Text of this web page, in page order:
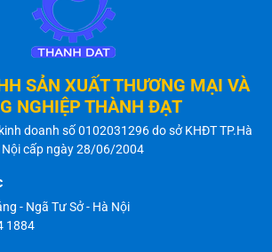
SẢN XUẤT THƯƠNG MẠI VÀ
NGHIỆP THÀNH ĐẠT
doanh số 0102031296 do sở KHĐT TP.Hà
Nội cấp ngày 28/06/2004
- Ngã Tư Sở - Hà Nội
1884